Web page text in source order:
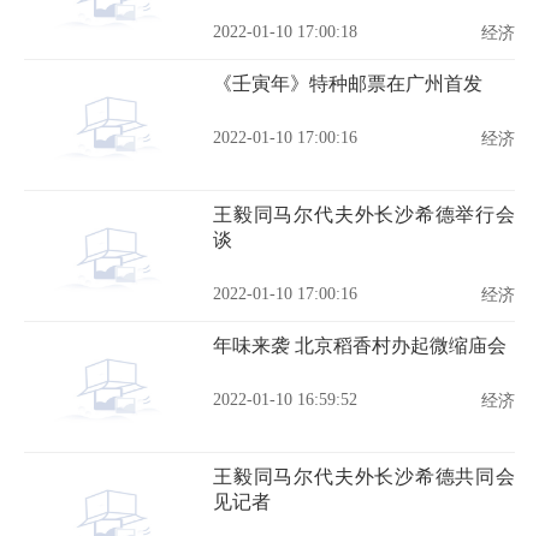
2022-01-10 17:00:18 经济
《壬寅年》特种邮票在广州首发
2022-01-10 17:00:16 经济
王毅同马尔代夫外长沙希德举行会
谈
2022-01-10 17:00:16 经济
年味来袭 北京稻香村办起微缩庙会
2022-01-10 16:59:52 经济
王毅同马尔代夫外长沙希德共同会
见记者